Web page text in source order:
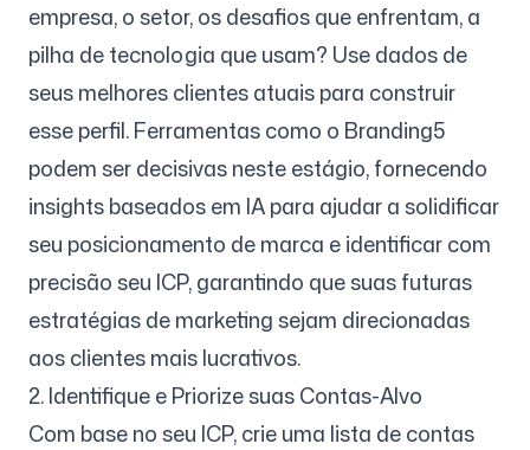
empresa, o setor, os desafios que enfrentam, a
pilha de tecnologia que usam? Use dados de
seus melhores clientes atuais para construir
esse perfil. Ferramentas como o Branding5
podem ser decisivas neste estágio, fornecendo
insights baseados em IA para ajudar a solidificar
seu posicionamento de marca e identificar com
precisão seu ICP, garantindo que suas futuras
estratégias de marketing sejam direcionadas
aos clientes mais lucrativos.
2. Identifique e Priorize suas Contas-Alvo
Com base no seu ICP, crie uma lista de contas